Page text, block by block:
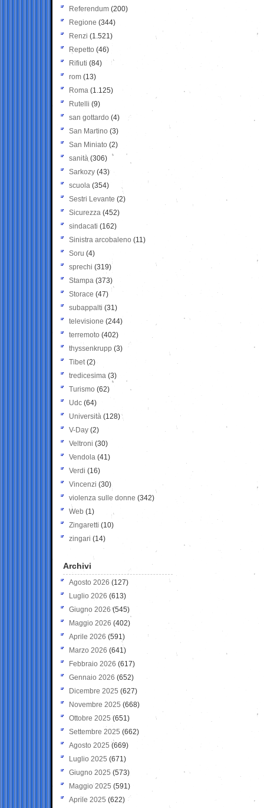
Referendum (200)
Regione (344)
Renzi (1.521)
Repetto (46)
Rifiuti (84)
rom (13)
Roma (1.125)
Rutelli (9)
san gottardo (4)
San Martino (3)
San Miniato (2)
sanità (306)
Sarkozy (43)
scuola (354)
Sestri Levante (2)
Sicurezza (452)
sindacati (162)
Sinistra arcobaleno (11)
Soru (4)
sprechi (319)
Stampa (373)
Storace (47)
subappalti (31)
televisione(244)
terremoto (402)
thyssenkrupp (3)
Tibet(2)
tredicesima (3)
Turismo (62)
Udc (64)
Università (128)
V-Day (2)
Veltroni (30)
Vendola (41)
Verdi (16)
Vincenzi (30)
violenza sulle donne (342)
Web (1)
Zingaretti (10)
zingari (14)
Archivi
Agosto 2026 (127)
Luglio 2026 (613)
Giugno 2026 (545)
Maggio 2026 (402)
Aprile 2026 (591)
Marzo 2026 (641)
Febbraio 2026 (617)
Gennaio 2026 (652)
Dicembre 2025 (627)
Novembre 2025 (668)
Ottobre 2025 (651)
Settembre 2025 (662)
Agosto 2025 (669)
Luglio 2025 (671)
Giugno 2025 (573)
Maggio 2025 (591)
Aprile 2025 (622)